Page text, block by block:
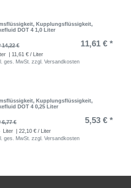
Kupplungsflüssigkeit,
DOT 4 1,0 Liter
14,22 € 11,61 € *
| 11,61 € / Liter
ges. MwSt. zzgl.Versandkosten
Kupplungsflüssigkeit,
DOT 4 0,25 Liter
6,77 € 5,53 € *
Liter | 22,10 € / Liter
ges. MwSt. zzgl.Versandkosten